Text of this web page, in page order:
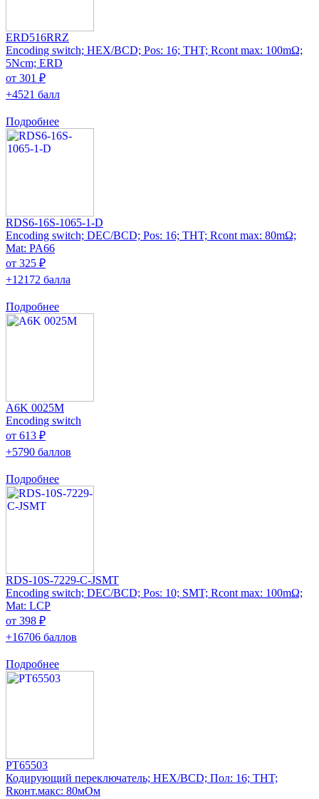
ERD516RRZ
Encoding switch; HEX/BCD; Pos: 16; THT; Rcont max: 100mΩ;
5Ncm; ERD
от 301 ₽
+4521 балл
Подробнее
RDS6-16S-1065-1-D
Encoding switch; DEC/BCD; Pos: 16; THT; Rcont max: 80mΩ;
Mat: PA66
от 325 ₽
+12172 балла
Подробнее
A6K 0025M
Encoding switch
от 613 ₽
+5790 баллов
Подробнее
RDS-10S-7229-C-JSMT
Encoding switch; DEC/BCD; Pos: 10; SMT; Rcont max: 100mΩ;
Mat: LCP
от 398 ₽
+16706 баллов
Подробнее
PT65503
Кодирующий переключатель; HEX/BCD; Пол: 16; THT;
Rконт.макс: 80мОм